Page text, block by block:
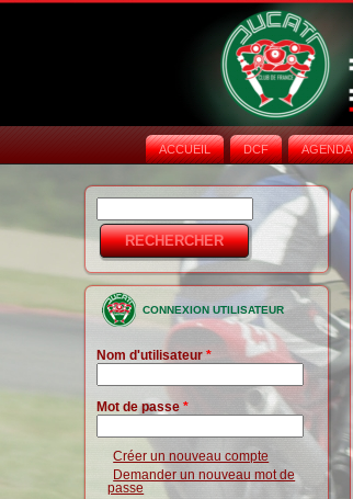
ACCUEIL DCF AGENDA
Formulaire de
recherche
CONNEXION UTILISATEUR
Nom d'utilisateur*
Mot de passe*
Créer un nouveau compte
Demander un nouveau mot de
passe